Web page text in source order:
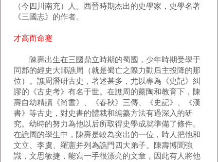
（今四川南充）人。西晉時期杰出的史學家，史學名著
《三國志》的作者。
才高而命蹇
陳壽出生在三國鼎立時期的蜀國，少年時期受學于
同郡的經史大師譙周（就是蜀亡之際力勸后主投降的那
位）。譙周潛研古史，著述甚多，尤以專為《史記》糾
謬的《古史考》有名于世。在譙周的薰陶和教育下，陳
壽自幼精讀《尚書》、《春秋》三傳、《史記》、《漢
書》等古史，對史書的體裁和編纂方法有過深入的研
究。幼時的努力為他以后所取得史學成就準備了條件。
在譙周的學生中，陳壽是較為突出的一位，時人把他和
文立、李虞、羅憲并列為譙門四大弟子。陳壽博聞強
識，文思敏捷，能寫一手很漂亮的文章，因此有人將他